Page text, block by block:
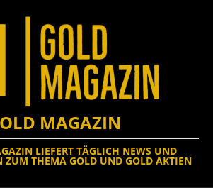
MAGAZIN
LIEFERT TÄGLICH NEWS UND
ZUM THEMA GOLD UND GOLD AKTIEN